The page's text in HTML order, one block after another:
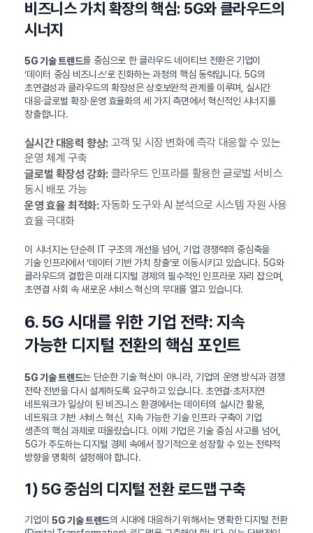
비즈니스 가치 확장의 핵심: 5G와 클라우드의
시너지
5G 기술 트렌드를 중심으로 한 클라우드 네이티브 전환은 기업이
‘데이터 중심 비즈니스’로 진화하는 과정의 핵심 동력입니다. 5G의
초연결성과 클라우드의 확장성은 상호보완적 관계를 이루며, 실시간
대응·글로벌 확장·운영 효율화의 세 가지 측면에서 혁신적인 시너지를
창출합니다.
실시간 대응력 향상:고객 및 시장 변화에 즉각 대응할 수 있는
운영 체계 구축
글로벌 확장성 강화:클라우드 인프라를 활용한 글로벌 서비스
동시 배포 가능
운영 효율 최적화:자동화 도구와 AI 분석으로 시스템 자원 사용
효율 극대화
이 시너지는 단순히 IT 구조의 개선을 넘어, 기업 경쟁력의 중심축을
기술 인프라에서 ‘데이터 기반 가치 창출’로 이동시키고 있습니다. 5G와
클라우드의 결합은 미래 디지털 경제의 필수적인 인프라로 자리 잡으며,
초연결 사회 속 새로운 서비스 혁신의 무대를 열고 있습니다.
6. 5G 시대를 위한 기업 전략: 지속
가능한 디지털 전환의 핵심 포인트
5G 기술 트렌드는 단순한 기술 혁신이 아니라, 기업의 운영 방식과 경쟁
전략 전반을 다시 설계하도록 요구하고 있습니다. 초연결·초저지연
네트워크가 일상이 된 비즈니스 환경에서는 데이터의 실시간 활용,
네트워크 기반 서비스 혁신, 지속 가능한 기술 인프라 구축이 기업
생존의 핵심 과제로 떠올랐습니다. 이제 기업은 기술 중심 사고를 넘어,
5G가 주도하는 디지털 경제 속에서 장기적으로 성장할 수 있는 전략적
방향을 명확히 설정해야 합니다.
1) 5G 중심의 디지털 전환 로드맵 구축
기업이 5G 기술 트렌드의 시대에 대응하기 위해서는 명확한 디지털 전환